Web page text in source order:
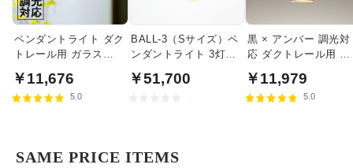
ペンダントライト ダク
トレール用 ガラス
￥11,676
5.0
BALL-3（Sサイズ）ペ
ンダントライト 3灯｜
￥51,700
黒 × アンバー 調光対
応 ダクトレール用 ペ
￥11,979
5.0
SAME PRICE ITEMS